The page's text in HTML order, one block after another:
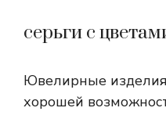
серьги с
Ювелирные
хорошей